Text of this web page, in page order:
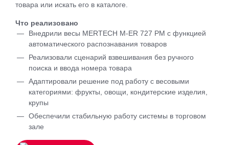
товара или искать его в каталоге.
Что реализовано
Внедрили весы MERTECH M-ER 727 PM с функцией
автоматического распознавания товаров
Реализовали сценарий взвешивания без ручного
поиска и ввода номера товара
Адаптировали решение под работу с весовыми
категориями: фрукты, овощи, кондитерские изделия,
крупы
Обеспечили стабильную работу системы в торговом
зале